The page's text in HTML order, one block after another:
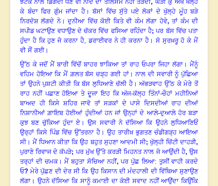
ਝਟਕੇ ਨਾਲ ਡਿਗਦੀ ਧੌਣ ਵੀ ਨੀਂਦ ਦਾ ਤਲਿਸਮ ਨਹੀਂ ਤੋੜਦੀ, ਘੜੀ ਕੁ ਅੱਖ ਖੋਲ੍ਹ
ਕੇ ਬੰਦਾ ਫਿਰ ਗੁੰਮ ਜਾਂਦਾ ਹੈ। ਬੱਸਾਂ ਵਿੱਚ ਸੁੱਤੇ ਪਏ ਲੋਕਾਂ ਦੇ ਖੁੱਲ੍ਹੇ ਮੂੰਹ ਬੜੇ
ਨਿਰਦੋਸ਼ ਲੱਗਦੇ ਨੇ। ਦੁਨੀਆ ਵਿੱਚ ਕੋਈ ਕਿਤੇ ਵੀ ਕੰਮ ਲੱਗਾ ਹੋਵੇ,ਤਾਂ ਕੰਮ ਦੀ
ਸਪੀਡ ਘਟਾਉਣ ਵਧਾਉਣ ਦੇ ਚੱਕਰ ਵਿੱਚ ਫਸਿਆ ਰਹਿੰਦਾ ਹੈ;ਪਰ ਬੱਸ ਵਿੱਚ ਪਤਾ
ਹੁੰਦਾ ਹੈ ਕਿ ਹੁਣ ਜੋ ਕਰਨਾ ਹੈ, ਡਰਾਈਵਰ ਨੇ ਹੀ ਕਰਨਾ ਹੈ। ਸੋ ਸੁਰਖ਼ਰੂ ਹੋ ਕੇ ਮੈਂ
ਵੀ ਸੌਂ ਗਈ।
ਉੱਠ ਕੇ ਜਦੋਂ ਮੈਂ ਬਾਰੀ ਵਿੱਚੋਂ ਬਾਹਰ ਝਾਕਿਆ ਤਾਂ ਰਾਹ ਓਪਰਾ ਜਿਹਾ ਲੱਗਾ। ਮੈਂਨੂੰ
ਵਹਿਮ ਹੋਇਆ ਕਿ ਮੈਂ ਗ਼ਲਤ ਬੱਸ ਚੜ੍ਹ ਗਈ ਹਾਂ। ਨਾਲ ਦੀ ਸਵਾਰੀ ਨੂੰ ਪੁੱਛਿਆ
ਤਾਂ ਉਹਨੇ ਪੁਸ਼ਟੀ ਕੀਤੀ ਕਿ ਬੱਸ ਲੁਧਿਆਣੇ ਚੱਲੀ ਹੈ। ਅੱਭੜਵਾਹ ਉੱਠ ਕੇ ਮੇਰੇ ਤੋਂ
ਰਾਹ ਨਹੀਂ ਪਛਾਣ ਹੋਇਆ ਤੇ ਦੂਜਾ ਇਹ ਕਿ ਅੱਜ-ਕੱਲ੍ਹ ਤਿੰਨਾਂ-ਚੌਹਾਂ ਮਹੀਨਿਆਂ
ਬਾਅਦ ਹੀ ਕਿਸੇ ਸ਼ਹਿਰ ਜਾਵੋ ਤਾਂ ਸੜਕਾਂ ਦੇ ਪਾਸੇ ਦਿਸਦੀਆਂ ਰਾਹ ਦੀਆਂ
ਨਿਸ਼ਾਨੀਆਂ ਗ਼ਾਇਬ ਹੋਈਆਂ ਹੁੰਦੀਆਂ ਹਨ ਜਾਂ ਉਨ੍ਹਾਂ ਦੇ ਆਲ਼ੇ-ਦੁਆਲ਼ੇ ਹੋਰ ਬੜਾ
ਕੁਝ ਬਣ ਚੁੱਕਿਆ ਹੁੰਦਾ ਏ। ਉਸ ਸਵਾਰੀ ਨੇ ਦੱਸਿਆ ਕਿ ਉਹਨੇ ਲੁਧਿਆਣਿਓਂ
ਉਰ੍ਹਾਂ ਕਿਸੇ ਪਿੰਡ ਵਿੱਚ ਉੱਤਰਨਾ ਹੈ । ਉਹ ਤਾਰੀਖ਼ ਭੁਗਤਣ ਚੰਡੀਗੜ੍ਹ ਆਇਆ
ਸੀ। ਮੈਂ ਧਿਆਨ ਕੀਤਾ ਕਿ ਉਹ ਬਹੁਤ ਸੁਹਣਾ ਆਦਮੀ ਸੀ; ਖੁੱਲ੍ਹੀ ਚਿੱਟੀ ਦਾਹੜੀ,
ਪੁਰਾਣੇ ਰਿਵਾਜ ਦੇ ਕੱਪੜੇ; ਪਰ ਮੁੱਖ ਉੱਤੇ ਕਰੜੀ ਮਿਹਨਤ ਨਾਲ ਜੋ ਆਉਂਦੀ ਹੈ,ਉਸ
ਤਰ੍ਹਾਂ ਦੀ ਚਮਕ। ਮੈਂ ਬਹੁਤਾ ਸੋਚਿਆ ਨਹੀਂ,ਪਰ ਪੁੱਛ ਲਿਆ: ਤੁਸੀਂ ਵਾਹੀ ਕਰਦੇ
ਓ?ਮੇਰੇ ਪੁੱਛਣ ਦੀ ਦੇਰ ਸੀ ਕਿ ਉਹ ਕਿਸਾਨ ਦੀ ਮੰਦਹਾਲੀ ਦੀ ਵਿੱਥਿਆ ਸੁਣਾਉਣ
ਲੱਗਾ। ਉਹਨੇ ਦੱਸਿਆ ਕਿ ਸਾਨੂੰ ਕਮਾਈ ਦਾ ਕੋਈ ਸਵਾਦ ਨਹੀਂ ਆਉਂਦਾ ਕਿਉਂਕਿ